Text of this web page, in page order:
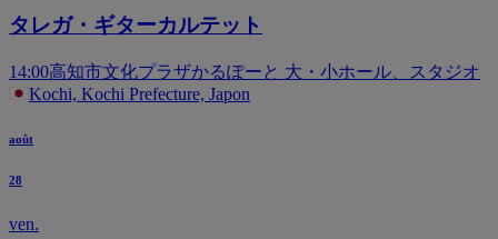
タレガ・ギターカルテット
14:00高知市文化プラザかるぽーと 大・小ホール、スタジオ
Kochi, Kochi Prefecture, Japon
août
28
ven.